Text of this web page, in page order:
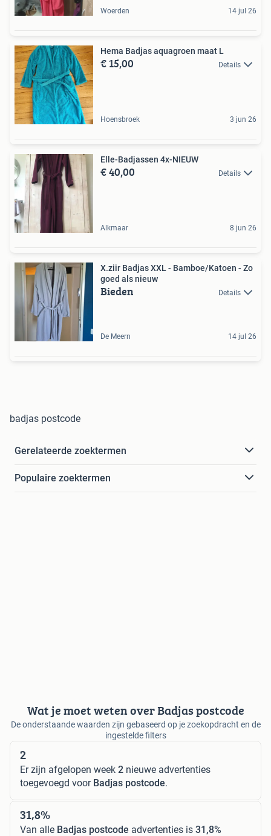
Woerden 14 jul 26
Hema Badjas aquagroen maat L
€ 15,00 Details
Hoensbroek 3 jun 26
Elle-Badjassen 4x-NIEUW
€ 40,00 Details
Alkmaar 8 jun 26
X.ziir Badjas XXL - Bamboe/Katoen - Zo
goed als nieuw
Bieden Details
De Meern 14 jul 26
badjas postcode
Gerelateerde zoektermen
Populaire zoektermen
Wat je moet weten over Badjas postcode
De onderstaande waarden zijn gebaseerd op je zoekopdracht en de
ingestelde filters
2
Er zijn afgelopen week 2 nieuwe advertenties
toegevoegd voor Badjas postcode.
31,8%
Van alle Badjas postcode advertenties is 31,8%